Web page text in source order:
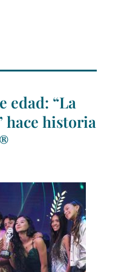
edad: “La
hace historia